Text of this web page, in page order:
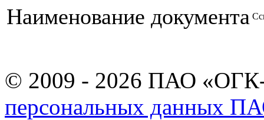
Наименование документа
© 2009 - 2026 ПАО
персональных данных